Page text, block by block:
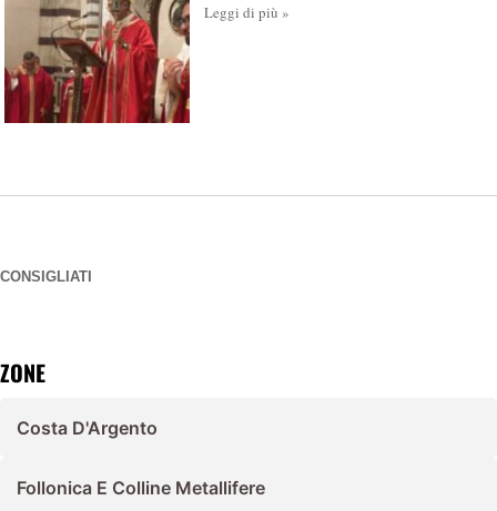
Leggi di più »
CONSIGLIATI
ZONE
Costa D'Argento
Follonica E Colline Metallifere